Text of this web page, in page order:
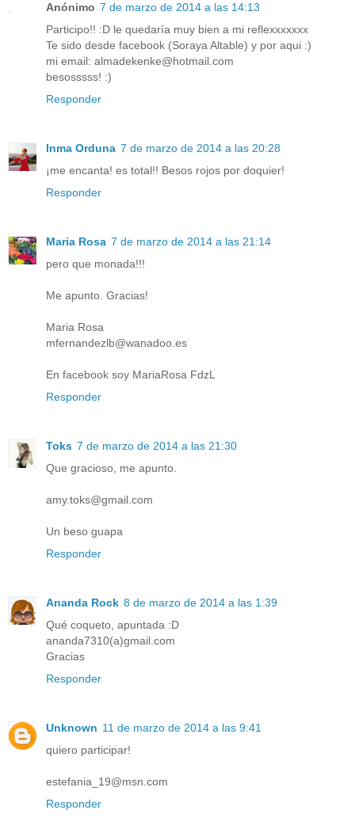
Anónimo 7 de marzo de 2014 a las 14:13
Participo!! :D le quedaría muy bien a mi reflexxxxxxx
Te sido desde facebook (Soraya Altable) y por aqui :)
mi email: almadekenke@hotmail.com
besosssss! :)
Responder
Inma Orduna 7 de marzo de 2014 a las 20:28
¡me encanta! es total!! Besos rojos por doquier!
Responder
Maria Rosa 7 de marzo de 2014 a las 21:14
pero que monada!!!
Me apunto. Gracias!
Maria Rosa
mfernandezlb@wanadoo.es
En facebook soy MariaRosa FdzL
Responder
Toks 7 de marzo de 2014 a las 21:30
Que gracioso, me apunto.
amy.toks@gmail.com
Un beso guapa
Responder
Ananda Rock 8 de marzo de 2014 a las 1:39
Qué coqueto, apuntada :D
ananda7310(a)gmail.com
Gracias
Responder
Unknown 11 de marzo de 2014 a las 9:41
quiero participar!
estefania_19@msn.com
Responder